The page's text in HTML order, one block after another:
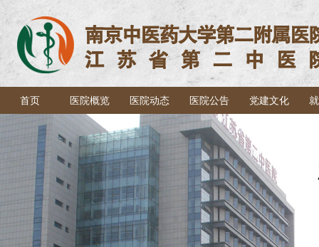
首页 医院概览 医院动态 医院公告 党建文化